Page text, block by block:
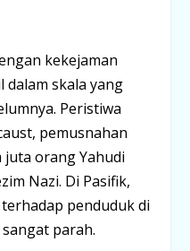
kekejaman
skala yang
Peristiwa
pemusnahan
orang Yahudi
Nazi. Di Pasifik,
penduduk di
parah.